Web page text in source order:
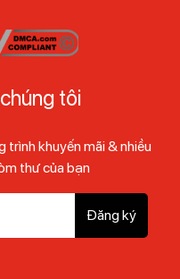
tôi
trình khuyến mãi & nhiều
thư của bạn
Đăng ký